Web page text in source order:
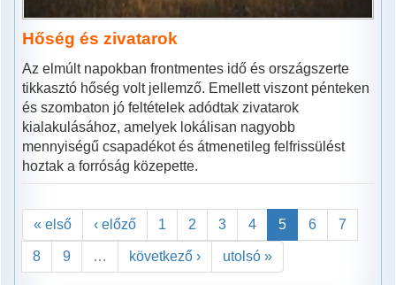
Hőség és zivatarok
Az elmúlt napokban frontmentes idő és országszerte
tikkasztó hőség volt jellemző. Emellett viszont pénteken
és szombaton jó feltételek adódtak zivatarok
kialakulásához, amelyek lokálisan nagyobb
mennyiségű csapadékot és átmenetileg felfrissülést
hoztak a forróság közepette.
« első ‹ előző 1 2 3 4 5 6 7
8 9 … következő › utolsó »